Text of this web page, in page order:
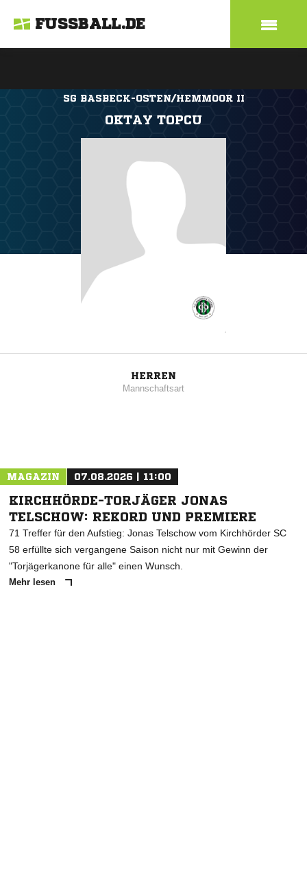
FUSSBALL.DE
SG BASBECK-OSTEN/HEMMOOR II
OKTAY TOPCU
HERREN
Mannschaftsart
MAGAZIN 07.08.2026 | 11:00
KIRCHHÖRDE-TORJÄGER JONAS
TELSCHOW: REKORD UND PREMIERE
71 Treffer für den Aufstieg: Jonas Telschow vom Kirchhörder SC
58 erfüllte sich vergangene Saison nicht nur mit Gewinn der
"Torjägerkanone für alle" einen Wunsch.
Mehr lesen